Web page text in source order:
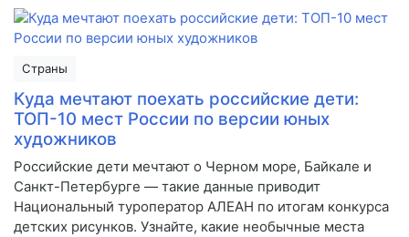
Страны
Куда мечтают поехать российские дети:
ТОП-10 мест России по версии юных
художников
Российские дети мечтают о Черном море, Байкале и
Санкт-Петербурге — такие данные приводит
Национальный туроператор АЛЕАН по итогам конкурса
детских рисунков. Узнайте, какие необычные места